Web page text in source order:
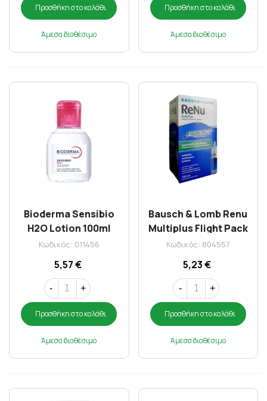
Προσθήκη στο καλάθι
Άμεσα διαθέσιμο
Προσθήκη στο καλάθι
Άμεσα διαθέσιμο
Bioderma Sensibio
H2O Lotion 100ml
Κωδικός: 011456
5,57 €
- +
Προσθήκη στο καλάθι
Άμεσα διαθέσιμο
Bausch & Lomb Renu
Multiplus Flight Pack
100ml
Κωδικός: 804557
5,23 €
- +
Προσθήκη στο καλάθι
Άμεσα διαθέσιμο